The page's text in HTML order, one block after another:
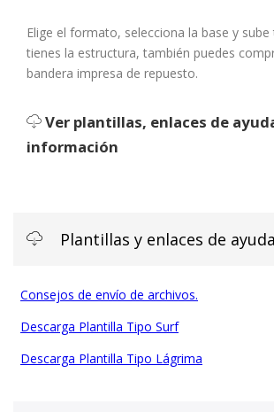
Elige el formato, selecciona la base y sube
tienes la estructura, también puedes
bandera impresa de repuesto.
Ver plantillas, enlaces de
información
Plantillas y enlaces de ayuda
Consejos de envío de archivos.
Descarga Plantilla Tipo Surf
Descarga Plantilla Tipo Lágrima